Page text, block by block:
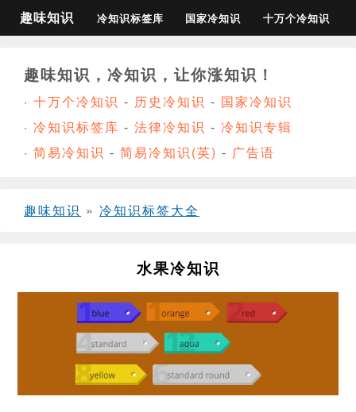
趣味知识 冷知识标签库 国家冷知识 十万个冷知识
趣味知识，冷知识，让你涨知识！
· 十万个冷知识 - 历史冷知识 - 国家冷知识
· 冷知识标签库 - 法律冷知识 - 冷知识专辑
· 简易冷知识 - 简易冷知识(英) - 广告语
趣味知识 » 冷知识标签大全
水果冷知识